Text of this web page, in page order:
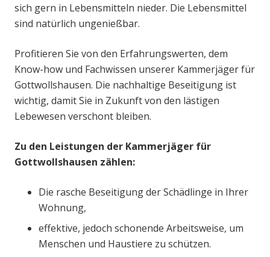
sich gern in Lebensmitteln nieder. Die Lebensmittel
sind natürlich ungenießbar.
Profitieren Sie von den Erfahrungswerten, dem
Know-how und Fachwissen unserer Kammerjäger für
Gottwollshausen. Die nachhaltige Beseitigung ist
wichtig, damit Sie in Zukunft von den lästigen
Lebewesen verschont bleiben.
Zu den Leistungen der Kammerjäger für
Gottwollshausen zählen:
Die rasche Beseitigung der Schädlinge in Ihrer
Wohnung,
effektive, jedoch schonende Arbeitsweise, um
Menschen und Haustiere zu schützen.